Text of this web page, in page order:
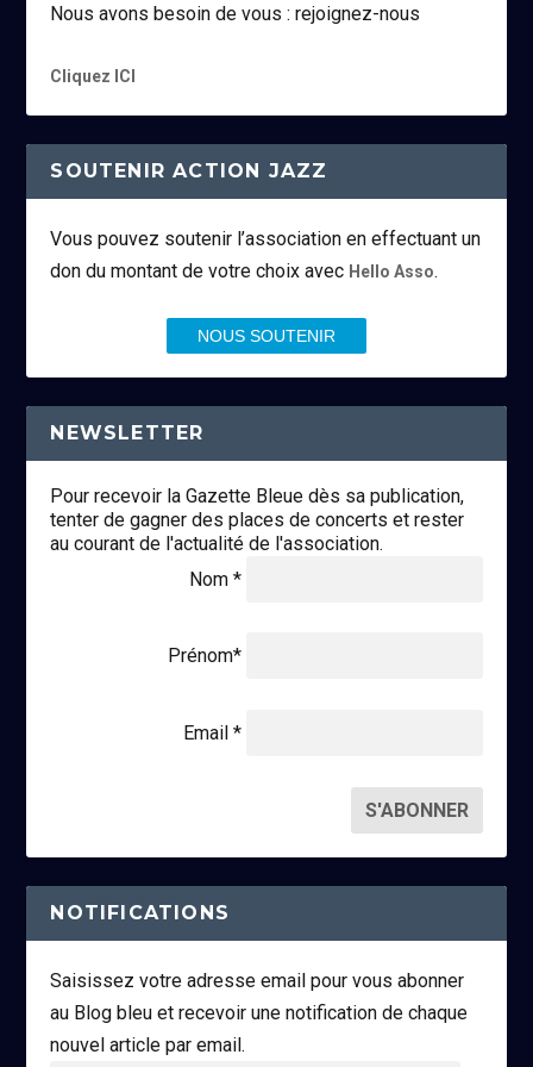
Nous avons besoin de vous : rejoignez-nous
Cliquez ICI
SOUTENIR ACTION JAZZ
Vous pouvez soutenir l’association en effectuant un
don du montant de votre choix avec Hello Asso.
NOUS SOUTENIR
NEWSLETTER
Pour recevoir la Gazette Bleue dès sa publication,
tenter de gagner des places de concerts et rester
au courant de l'actualité de l'association.
Nom *
Prénom*
Email *
NOTIFICATIONS
Saisissez votre adresse email pour vous abonner
au Blog bleu et recevoir une notification de chaque
nouvel article par email.